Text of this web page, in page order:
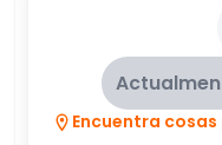
Encuentra